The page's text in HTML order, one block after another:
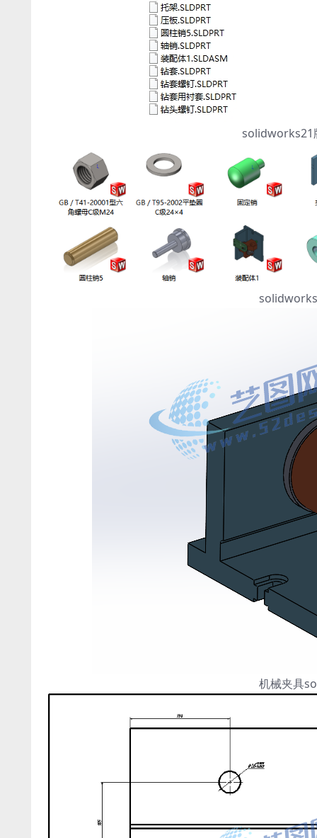
solidworks21
机械夹具